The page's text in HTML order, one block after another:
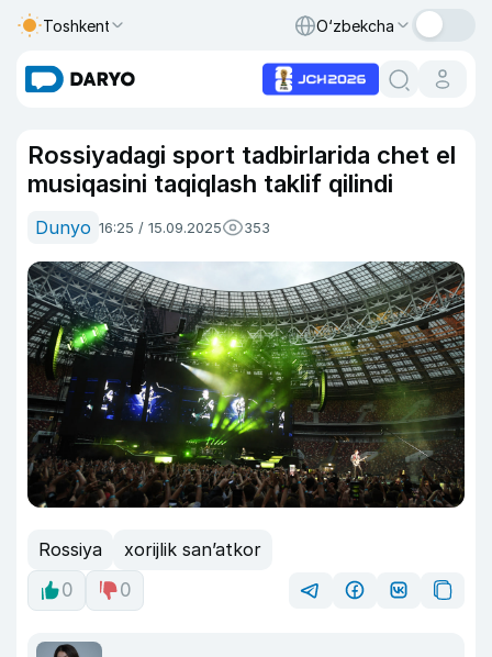
Toshkent O‘zbekcha
Rossiyadagi sport tadbirlarida chet el
musiqasini taqiqlash taklif qilindi
Dunyo 16:25 / 15.09.2025 353
Rossiya
xorijlik san’atkor
0
0